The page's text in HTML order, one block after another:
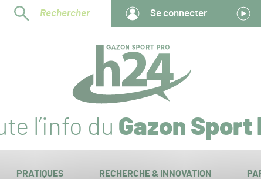
Rechercher Se connecter
l’info du Gazon Sport
PRATIQUES RECHERCHE & INNOVATION